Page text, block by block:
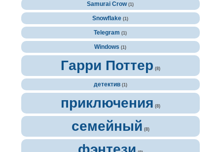
Samurai Crow (1)
Snowflake (1)
Telegram (1)
Windows (1)
Гарри Поттер (8)
детектив (1)
приключения (8)
семейный (8)